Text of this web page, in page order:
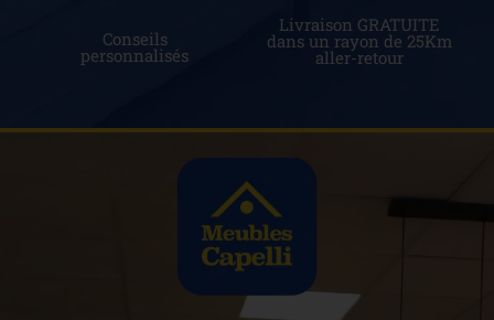
Conseils
personnalisés
Livraison GRATUITE
dans un rayon de 25Km
aller-retour